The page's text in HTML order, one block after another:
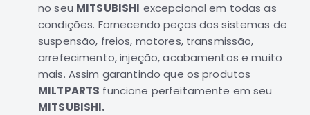
Motor
Suspensão
Freio
Correias
Filtros
no seu MITSUBISHI excepcional em todas as
condições. Fornecendo peças dos sistemas de
suspensão, freios, motores, transmissão,
arrefecimento, injeção, acabamentos e muito
mais. Assim garantindo que os produtos
MILTPARTS funcione perfeitamente em seu
MITSUBISHI.